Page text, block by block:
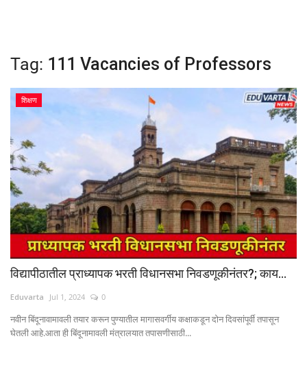
मनोरंजन
गॅलरी
Language
English
Tag: 111 Vacancies of Professors
शिक्षण
विद्यापीठातील प्राध्यापक भरती विधानसभा निवडणूकीनंतर?; काय...
Eduvarta Jul 1, 2024 0
नवीन बिंदूनावामावली तयार करून पुण्यातील मागासवर्गीय कक्षाकडून दोन दिवसांपूर्वी तपासून
घेतली आहे.आता ही बिंदूनामावली मंत्रालयात तपासणीसाठी...